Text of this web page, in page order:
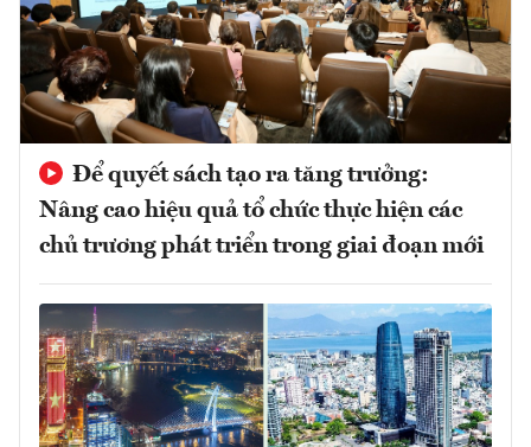
Để quyết sách tạo ra tăng trưởng:
Nâng cao hiệu quả tổ chức thực hiện các
chủ trương phát triển trong giai đoạn mới